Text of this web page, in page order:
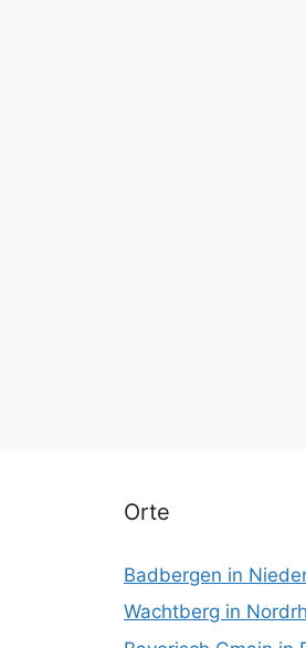
Orte
Badbergen in
Wachtberg in